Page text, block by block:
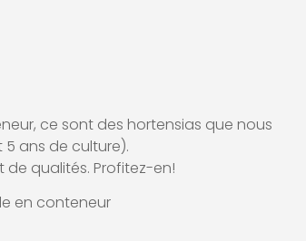
ce sont des hortensias que nous
5 ans de culture).
de qualités. Profitez-en!
en conteneur